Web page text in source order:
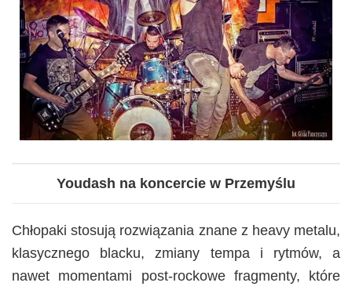
Youdash na koncercie w Przemyślu
Chłopaki stosują rozwiązania znane z heavy metalu,
klasycznego blacku, zmiany tempa i rytmów, a
nawet momentami post-rockowe fragmenty, które